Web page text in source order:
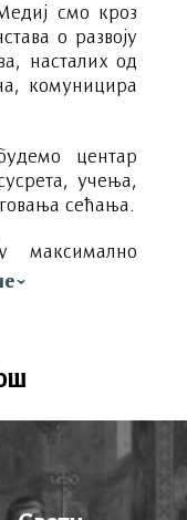
смо кроз
о развоју
насталих од
комуницира
центар
учења,
сећања.
максимално
тима, свих
програма и
допринећемо
друштва.